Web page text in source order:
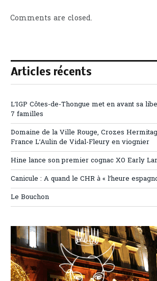
Comments are closed.
Articles récents
L’IGP Côtes-de-Thongue met en avant sa
7 familles
Domaine de la Ville Rouge, Crozes
France L’Aulin de Vidal-Fleury en viognier
Hine lance son premier cognac XO Early
Canicule : A quand le CHR à « l’heure
Le Bouchon